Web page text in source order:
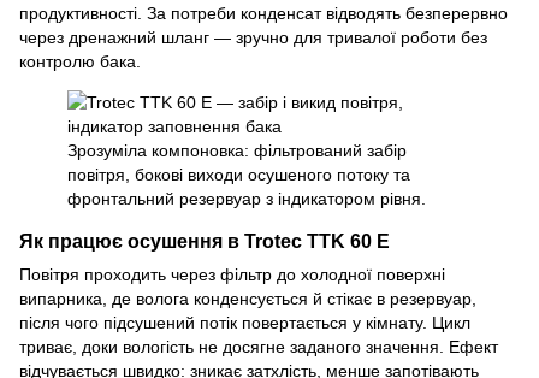
продуктивності. За потреби конденсат відводять безперервно
через дренажний шланг — зручно для тривалої роботи без
контролю бака.
Зрозуміла компоновка: фільтрований забір
повітря, бокові виходи осушеного потоку та
фронтальний резервуар з індикатором рівня.
Як працює осушення в Trotec TTK 60 E
Повітря проходить через фільтр до холодної поверхні
випарника, де волога конденсується й стікає в резервуар,
після чого підсушений потік повертається у кімнату. Цикл
триває, доки вологість не досягне заданого значення. Ефект
відчувається швидко: зникає затхлість, менше запотівають